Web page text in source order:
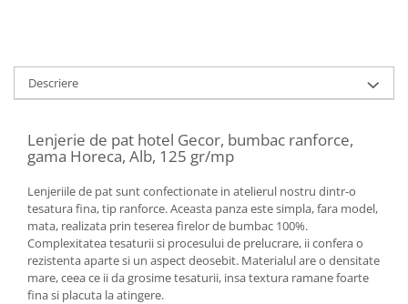
Descriere
Lenjerie de pat hotel Gecor, bumbac ranforce,
gama Horeca, Alb, 125 gr/mp
Lenjeriile de pat sunt confectionate in atelierul nostru dintr-o
tesatura fina, tip ranforce. Aceasta panza este simpla, fara model,
mata, realizata prin teserea firelor de bumbac 100%.
Complexitatea tesaturii si procesului de prelucrare, ii confera o
rezistenta aparte si un aspect deosebit. Materialul are o densitate
mare, ceea ce ii da grosime tesaturii, insa textura ramane foarte
fina si placuta la atingere.